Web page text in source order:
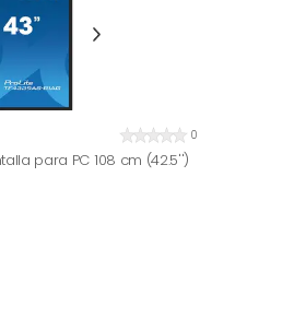
0
para PC 108 cm (42.5'')